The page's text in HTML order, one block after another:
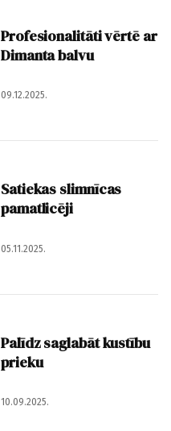
Profesionalitāti vērtē ar
Dimanta balvu
09.12.2025.
Satiekas slimnīcas
pamatlicēji
05.11.2025.
Palīdz saglabāt kustību
prieku
10.09.2025.